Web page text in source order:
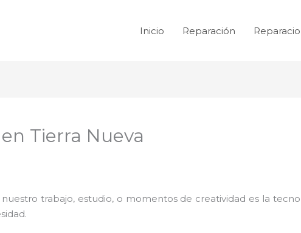
Inicio Reparación
Tierra Nueva
trabajo, estudio, o momentos de creatividad es la